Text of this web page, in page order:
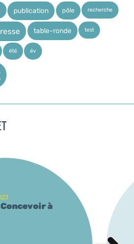
publication pôle recherche
table-ronde test
été év
à